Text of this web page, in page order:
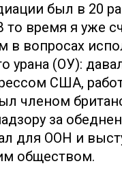
был в 20
то время я уже
в вопросах
урана (ОУ):
США,
членом
за
для ООН и
обществом.